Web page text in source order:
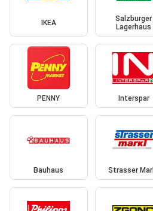
IKEA
Salzburger
Lagerhaus
PENNY Interspar
Bauhaus Strasser